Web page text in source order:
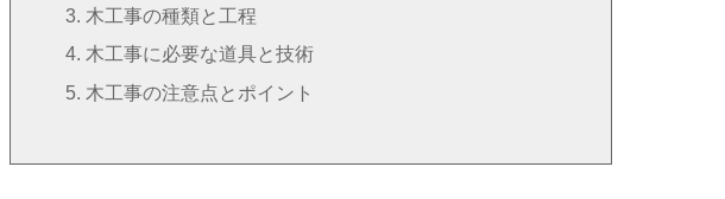
木工事の種類と工程
木工事に必要な道具と技術
木工事の注意点とポイント